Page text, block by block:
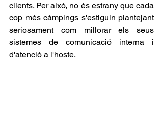
clients. Per això, no és estrany que cada
cop més càmpings s'estiguin plantejant
seriosament com millorar els seus
sistemes de comunicació interna i
d'atenció a l'hoste.